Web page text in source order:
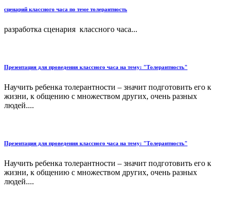
сценарий классного часа по теме толерантность
разработка сценария классного часа...
Презентация для проведения классного часа на тему: "Толерантность"
Научить ребенка толерантности – значит подготовить его к
жизни, к общению с множеством других, очень разных
людей....
Презентация для проведения классного часа на тему: "Толерантность"
Научить ребенка толерантности – значит подготовить его к
жизни, к общению с множеством других, очень разных
людей....